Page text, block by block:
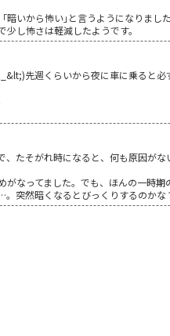
いから怖い｣と言うようになりました
し怖さは軽減したようです。
先週くらいから夜に車に乗ると
、たそがれ時になると、何も原因
がなってました。でも、ほんの一時
突然暗くなるとびっくりするのかな